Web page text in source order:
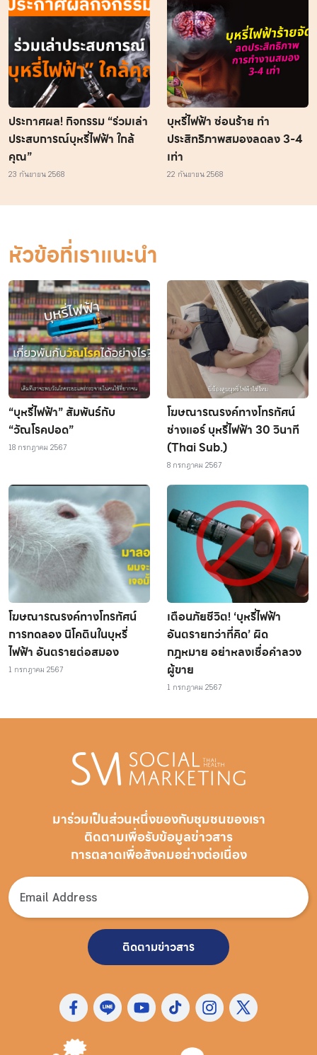
ประกาศผล! กิจกรรม “ร่วมเล่า
ประสบการณ์บุหรี่ไฟฟ้า ใกล้
คุณ”
23 กันยายน 2568
บุหรี่ไฟฟ้า ซ่อนร้าย ทำ
ประสิทธิภาพสมองลดลง 3-4
เท่า
22 กันยายน 2568
หัวข้อที่เราแนะนำ
“บุหรี่ไฟฟ้า” สัมพันธ์กับ
“วัณโรคปอด”
18 กรกฎาคม 2567
โฆษณารณรงค์ทางโทรทัศน์
ช่างแอร์ บุหรี่ไฟฟ้า 30 วินาที
(Thai Sub.)
8 กรกฎาคม 2567
โฆษณารณรงค์ทางโทรทัศน์
การทดลอง นิโคตินในบุหรี่
ไฟฟ้า อันตรายต่อสมอง
1 กรกฎาคม 2567
เตือนภัยชีวิต! ‘บุหรี่ไฟฟ้า
อันตรายกว่าที่คิด’ ผิด
กฎหมาย อย่าหลงเชื่อคำลวง
ผู้ขาย
1 กรกฎาคม 2567
มาร่วมเป็นส่วนหนึ่งของกับชุมชนของเรา
ติดตามเพื่อรับข้อมูลข่าวสาร
การตลาดเพื่อสังคมอย่างต่อเนื่อง
ติดตามข่าวสาร